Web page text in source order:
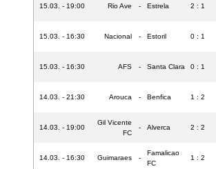
15.03. - 19:00 Rio Ave - Estrela 2 : 1
15.03. - 16:30 Nacional - Estoril 0 : 1
15.03. - 16:30 AFS - Santa Clara 0 : 1
14.03. - 21:30 Arouca - Benfica 1 : 2
14.03. - 19:00
Gil Vicente
FC
- Alverca 2 : 2
14.03. - 16:30 Guimaraes -
Famalicao
FC
1 : 2